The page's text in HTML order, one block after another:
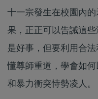
十一宗發生在校園內
果，正正可以告誡這
是好事，但要利用合
懂尊師重道，學會如
和暴力衝突恃勢凌人。